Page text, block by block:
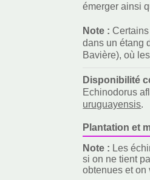
émerger ainsi
Note :
dans un étang
Bavière), où
Disponibilité
Echinodorus
uruguayensis.
Plantation et
Note : Les
si on ne tient
obtenues et on